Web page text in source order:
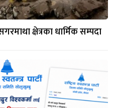
क्षेत्रका धार्मिक सम्पदा